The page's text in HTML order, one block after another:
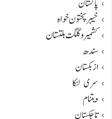
پاکستان
خیبر پختون خواہ
کشمیر و گلگت بلتستان
سندھ
ازبکستان
سری لنکا
ویتنام
تاجکستان